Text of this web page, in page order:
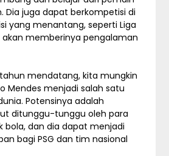
Dia juga dapat berkompetisi di
yang menantang, seperti Liga
akan memberinya pengalaman
mendatang, kita mungkin
Mendes menjadi salah satu
Potensinya adalah
ditunggu-tunggu oleh para
bola, dan dia dapat menjadi
bagi PSG dan tim nasional